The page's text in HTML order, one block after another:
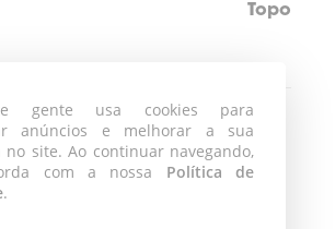
Topo
gente usa cookies para
anúncios e melhorar a sua
no site. Ao continuar navegando,
com a nossa Política de
.